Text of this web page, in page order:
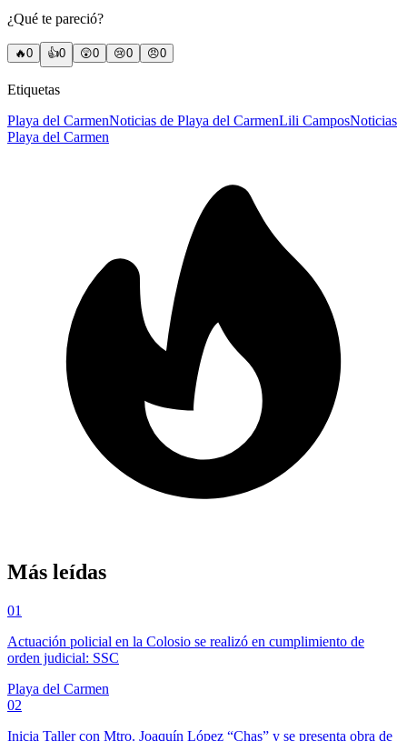
¿Qué te pareció?
🔥0 👍0 😲0 😢0 😠0
Etiquetas
Playa del CarmenNoticias de Playa del CarmenLili CamposNoticias
Playa del Carmen
Más leídas
01
Actuación policial en la Colosio se realizó en cumplimiento de
orden judicial: SSC
Playa del Carmen
02
Inicia Taller con Mtro. Joaquín López “Chas” y se presenta obra de